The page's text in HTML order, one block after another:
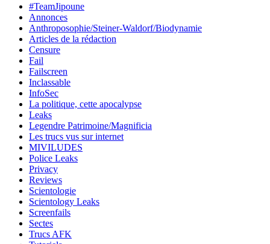
#TeamJipoune
Annonces
Anthroposophie/Steiner-Waldorf/Biodynamie
Articles de la rédaction
Censure
Fail
Failscreen
Inclassable
InfoSec
La politique, cette apocalypse
Leaks
Legendre Patrimoine/Magnificia
Les trucs vus sur internet
MIVILUDES
Police Leaks
Privacy
Reviews
Scientologie
Scientology Leaks
Screenfails
Sectes
Trucs AFK